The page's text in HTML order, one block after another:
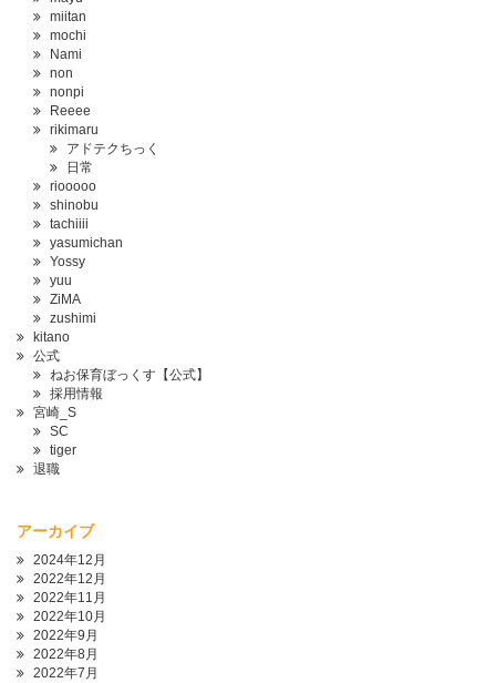
miitan
mochi
Nami
non
nonpi
Reeee
rikimaru
アドテクちっく
日常
riooooo
shinobu
tachiiii
yasumichan
Yossy
yuu
ZiMA
zushimi
kitano
公式
ねお保育ぼっくす【公式】
採用情報
宮崎_S
SC
tiger
退職
アーカイブ
2024年12月
2022年12月
2022年11月
2022年10月
2022年9月
2022年8月
2022年7月